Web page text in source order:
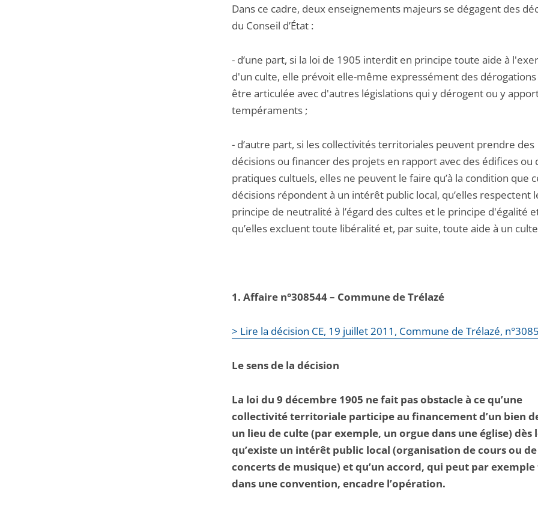
Dans ce cadre, deux enseignements majeurs se dégagent des
du Conseil d’État :
- d’une part, si la loi de 1905 interdit en principe toute aide à
d'un culte, elle prévoit elle-même expressément des
être articulée avec d'autres législations qui y dérogent ou y
tempéraments ;
- d’autre part, si les collectivités territoriales peuvent prendre des
décisions ou financer des projets en rapport avec des édifices ou
pratiques cultuels, elles ne peuvent le faire qu’à la condition que
décisions répondent à un intérêt public local, qu’elles respectent
principe de neutralité à l’égard des cultes et le principe d'égalité
qu’elles excluent toute libéralité et, par suite, toute aide à un
1. Affaire n°308544 – Commune de Trélazé
> Lire la décision CE, 19 juillet 2011, Commune de Trélazé,
Le sens de la décision
La loi du 9 décembre 1905 ne fait pas obstacle à ce qu’une
collectivité territoriale participe au financement d’un bien
un lieu de culte (par exemple, un orgue dans une église) dès
qu’existe un intérêt public local (organisation de cours ou de
concerts de musique) et qu’un accord, qui peut par
dans une convention, encadre l’opération.